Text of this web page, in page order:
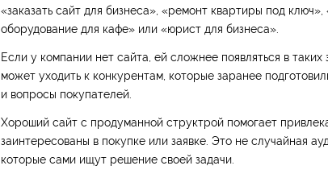
«заказать сайт для бизнеса», «ремонт квартиры под
оборудование для кафе» или «юрист для бизнеса».
Если у компании нет сайта, ей сложнее появляться в таких
может уходить к конкурентам, которые заранее
и вопросы покупателей.
Хороший сайт с продуманной структрой помогает
заинтересованы в покупке или заявке. Это не случайная
которые сами ищут решение своей задачи.